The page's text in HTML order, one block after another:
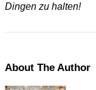
Dingen zu halten!
About The Author